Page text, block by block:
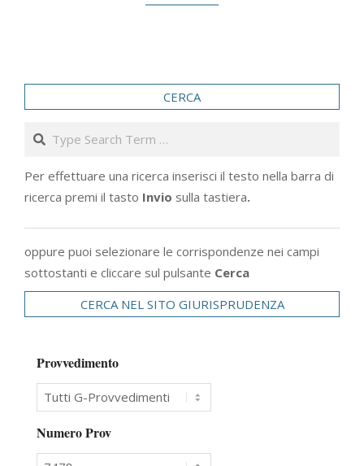
CERCA
Search
Per effettuare una ricerca inserisci il testo nella barra di
ricerca premi il tasto Invio sulla tastiera.
oppure puoi selezionare le corrispondenze nei campi
sottostanti e cliccare sul pulsante Cerca
CERCA NEL SITO GIURISPRUDENZA
Provvedimento
Numero Prov